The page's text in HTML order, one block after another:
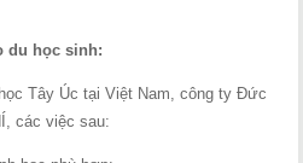
du học sinh:
Tây Úc tại Việt Nam, công ty Đức
các việc sau: